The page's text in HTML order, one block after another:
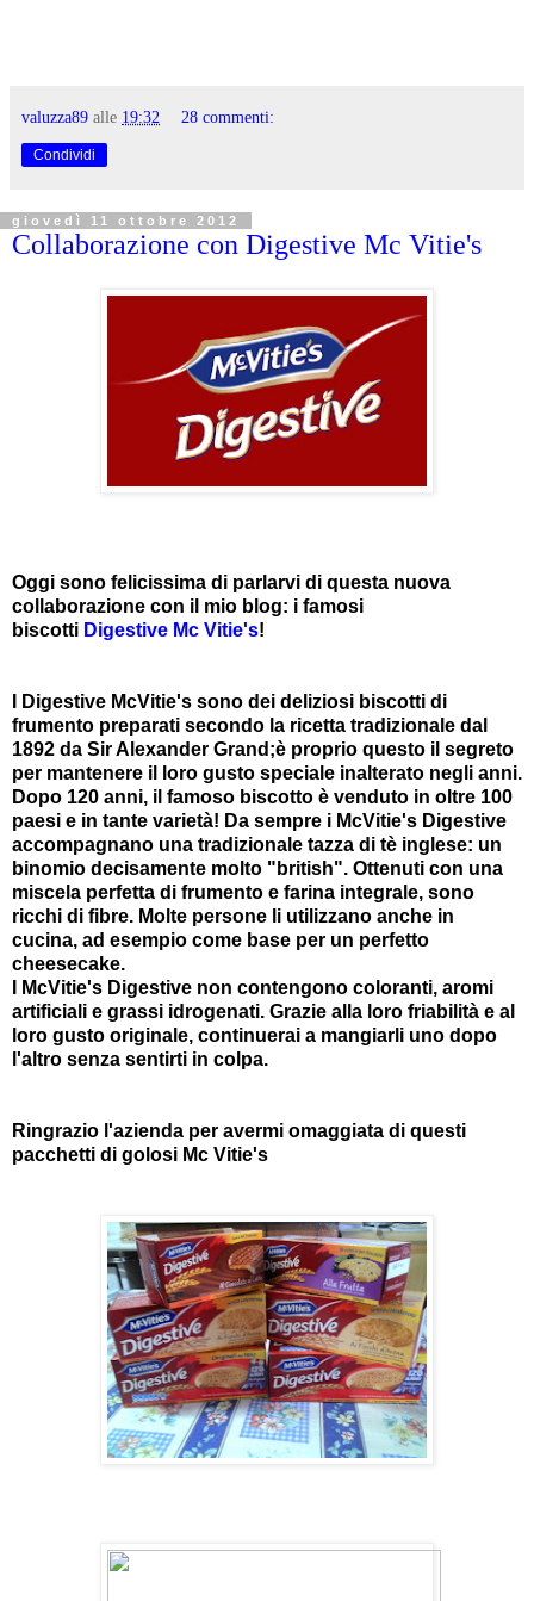
valuzza89 alle 19:32 28 commenti:
Condividi
giovedì 11 ottobre 2012
Collaborazione con Digestive Mc Vitie's
Oggi sono felicissima di parlarvi di questa nuova
collaborazione con il mio blog: i famosi
biscotti Digestive Mc Vitie's!
I Digestive McVitie's sono dei deliziosi biscotti di
frumento preparati secondo la ricetta tradizionale dal
1892 da Sir Alexander Grand;è proprio questo il segreto
per mantenere il loro gusto speciale inalterato negli anni.
Dopo 120 anni, il famoso biscotto è venduto in oltre 100
paesi e in tante varietà! Da sempre i McVitie's Digestive
accompagnano una tradizionale tazza di tè inglese: un
binomio decisamente molto "british". Ottenuti con una
miscela perfetta di frumento e farina integrale, sono
ricchi di fibre. Molte persone li utilizzano anche in
cucina, ad esempio come base per un perfetto
cheesecake.
I McVitie's Digestive non contengono coloranti, aromi
artificiali e grassi idrogenati. Grazie alla loro friabilità e al
loro gusto originale, continuerai a mangiarli uno dopo
l'altro senza sentirti in colpa.
Ringrazio l'azienda per avermi omaggiata di questi
pacchetti di golosi Mc Vitie's